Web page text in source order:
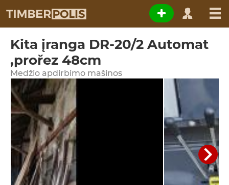
Kita įranga DR-20/2 Automat
,prořez 48cm
Medžio apdirbimo mašinos